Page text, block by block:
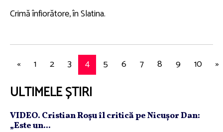
Crimă înfiorătore, în Slatina.
« 1 2 3 4 5 6 7 8 9 10 »
ULTIMELE ȘTIRI
VIDEO. Cristian Roşu îl critică pe Nicuşor Dan:
„Este un...